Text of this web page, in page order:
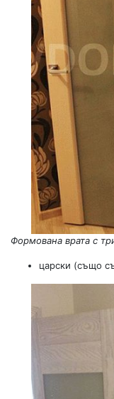
Формована врата с
царски (също